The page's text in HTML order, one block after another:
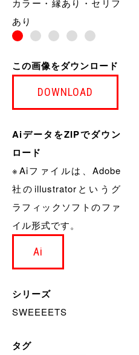
カラー・縁あり・セリフ
あり
この画像をダウンロード
DOWNLOAD
AiデータをZIPでダウン
ロード
※Aiファイルは、Adobe
社のillustratorというグ
ラフィックソフトのファ
イル形式です。
Ai
シリーズ
SWEEEETS
タグ